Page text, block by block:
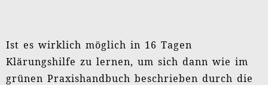
Ist es wirklich möglich in 16 Tagen
Klärungshilfe zu lernen, um sich dann wie im
grünen Praxishandbuch beschrieben durch die